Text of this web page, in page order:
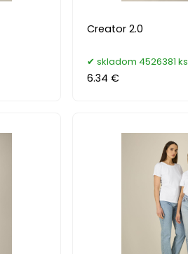
Creator 2.0
skladom 4526381 ks
6.34 €